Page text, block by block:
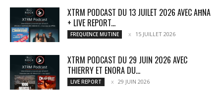
XTRM PODCAST DU 13 JUILET 2026 AVEC AĦNA
+ LIVE REPORT...
FREQUENCE MUTINE 15 JUILLET 2026
XTRM PODCAST DU 29 JUIN 2026 AVEC
THIERRY ET ENORA DU...
LIVE REPORT 29 JUIN 2026